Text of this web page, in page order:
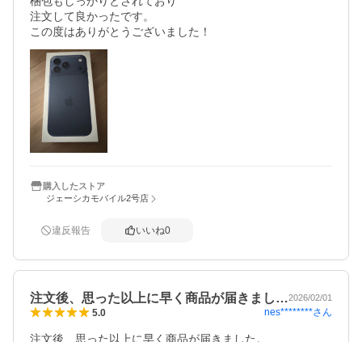
注文して良かったです。
この度はありがとうございました！
購入したストア
ジェーシカモバイル2号店
違反報告 いいね0
注文後、思った以上に早く商品が届きまし…2026/02/01
5.0 nes********さん
注文後、思った以上に早く商品が届きました。